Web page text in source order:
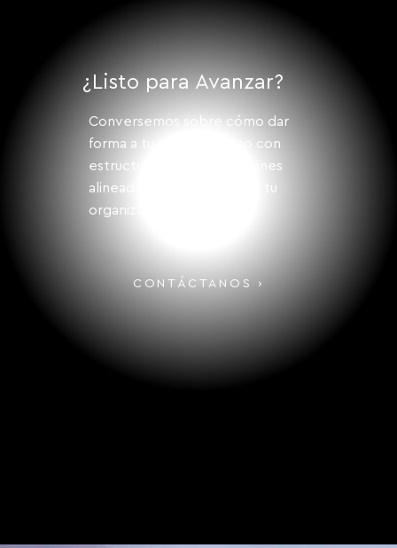
¿Listo para Avanzar?
Conversemos sobre cómo dar
forma a tu siguiente paso con
estructura, visión y soluciones
alineadas a los desafíos de tu
organización.
CONTÁCTANOS ›